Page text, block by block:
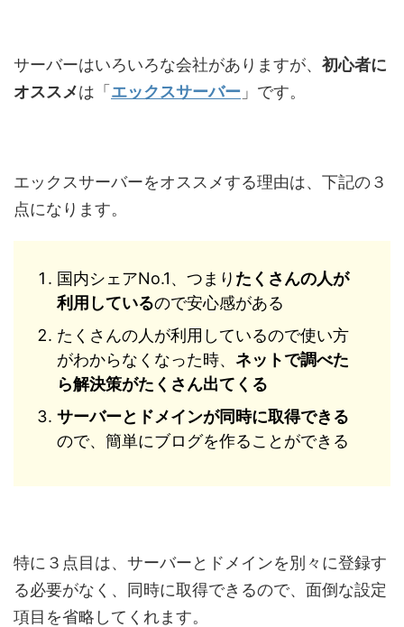
サーバーはいろいろな会社がありますが、 初心者に
オススメは「エックスサーバー 」です。
エックスサーバーをオススメする理由は、下記の３
点になります。
国内シェアNo.1、つまり たくさんの人が
利用しているので安心感がある
たくさんの人が利用しているので使い方
がわからなくなった時、 ネットで調べた
ら解決策がたくさん出てくる
サーバーとドメインが同時に取得できる
ので、簡単にブログを作ることができる
特に３点目は、サーバーとドメインを別々に登録す
る必要がなく、同時に取得できるので、面倒な設定
項目を省略してくれます。